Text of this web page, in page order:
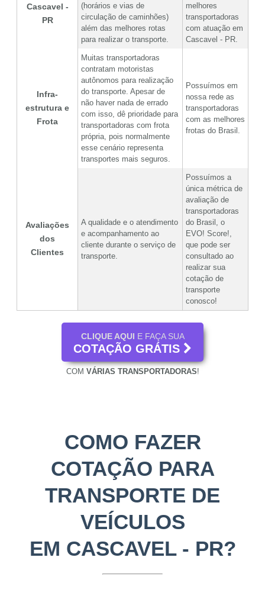
Cascavel -
PR
(horários e vias de
circulação de caminhões)
além das melhores rotas
para realizar o transporte.
melhores
transportadoras
com atuação em
Cascavel - PR.
Infra-
estrutura e
Frota
Muitas transportadoras
contratam motoristas
autônomos para realização
do transporte. Apesar de
não haver nada de errado
com isso, dê prioridade para
transportadoras com frota
própria, pois normalmente
esse cenário representa
transportes mais seguros.
Possuímos em
nossa rede as
transportadoras
com as melhores
frotas do Brasil.
Avaliações
dos
Clientes
A qualidade e o atendimento
e acompanhamento ao
cliente durante o serviço de
transporte.
Possuímos a
única métrica de
avaliação de
transportadoras
do Brasil, o
EVO! Score!,
que pode ser
consultado ao
realizar sua
cotação de
transporte
conosco!
CLIQUE AQUI E FAÇA SUA
COTAÇÃO GRÁTIS
COM VÁRIAS TRANSPORTADORAS!
COMO FAZER
COTAÇÃO PARA
TRANSPORTE DE
VEÍCULOS
EM CASCAVEL - PR?